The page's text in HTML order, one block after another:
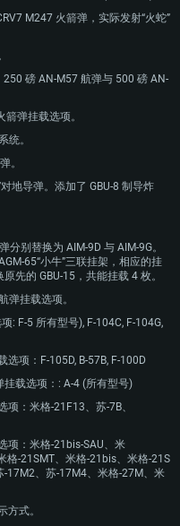
77XX / NVIDIA GeForce
上
Nvidia GeForce GTX1060 /
Xeon系列)
平的 AMD / Nvidia显卡 (游戏
持Metal
版
动 (至少为半年以内的版本) 或同
半年以内的版本)。游戏支持的
动 (至少为半年以内的版本) 或
最新的显卡驱动 (至少为半年以
M247 火箭弹，实际发射“火蛇”
磅 AN-M57 航弹与 500 磅 AN-
弹挂载选项。
统。
。
地导弹。添加了 GBU-8 制导炸
分别替换为 AIM-9D 与 AIM-9G。
65“小牛”三联挂架，相应的挂
先的 GBU-15，共能挂载 4 枚。
弹挂载选项。
: F-5 所有型号), F-104C, F-104G,
项：F-105D, B-57B, F-100D
载选项：: A-4 (所有型号)
：米格-21F13、苏-7B、
项：米格-21bis-SAU、米
格-21SMT、米格-21bis、米格-21S
-17М2、苏-17М4、米格-27М、米
方式。